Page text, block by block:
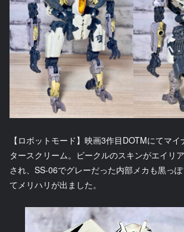
【ロボットモード】映画3作目DOTMにてマ
タースクリーム。ビークルのスキンがエイリ
され、SS-06でグレーだった内部メカも黒っ
てメリハリが出ました。